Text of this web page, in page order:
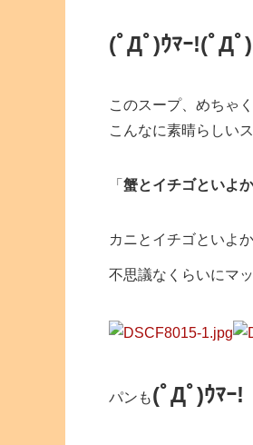
(ﾟДﾟ)ｳﾏｰ!(ﾟДﾟ
このスープ、めちゃ
こんなに素晴らしい
「 蟹とイチゴといよ
カニとイチゴといよ
不思議なくらいにマ
パンも(ﾟДﾟ)ｳﾏｰ!